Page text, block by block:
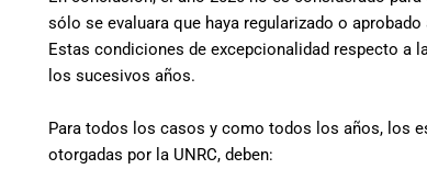
sólo se evaluara que haya regularizado o
Estas condiciones de excepcionalidad respecto a
los sucesivos años.
Para todos los casos y como todos los años, los
otorgadas por la UNRC, deben: